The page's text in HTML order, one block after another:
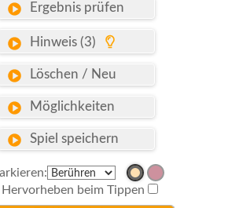
Ergebnis prüfen
Hinweis (3)
Löschen / Neu
Möglichkeiten
Spiel speichern
Hervorheben beim Tippen